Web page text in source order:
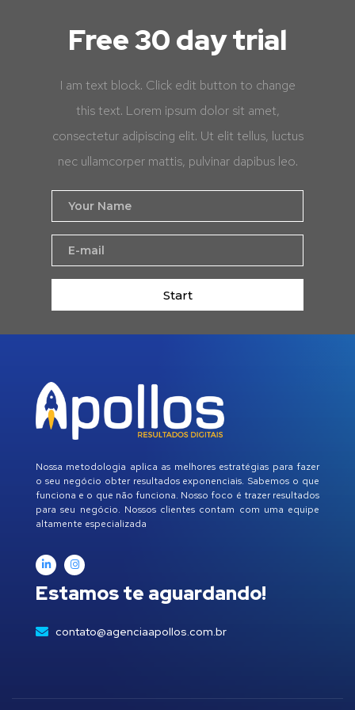
Free 30 day trial
I am text block. Click edit button to change
this text. Lorem ipsum dolor sit amet,
consectetur adipiscing elit. Ut elit tellus, luctus
nec ullamcorper mattis, pulvinar dapibus leo.
Start
Nossa metodologia aplica as melhores estratégias para fazer
o seu negócio obter resultados exponenciais. Sabemos o que
funciona e o que não funciona. Nosso foco é trazer resultados
para seu negócio. Nossos clientes contam com uma equipe
altamente especializada
Estamos te aguardando!
contato@agenciaapollos.com.br